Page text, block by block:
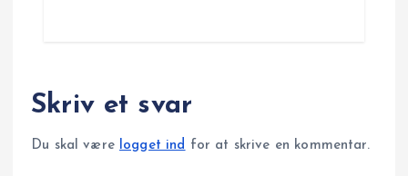
Skriv et svar
Du skal være logget ind for at skrive en kommentar.